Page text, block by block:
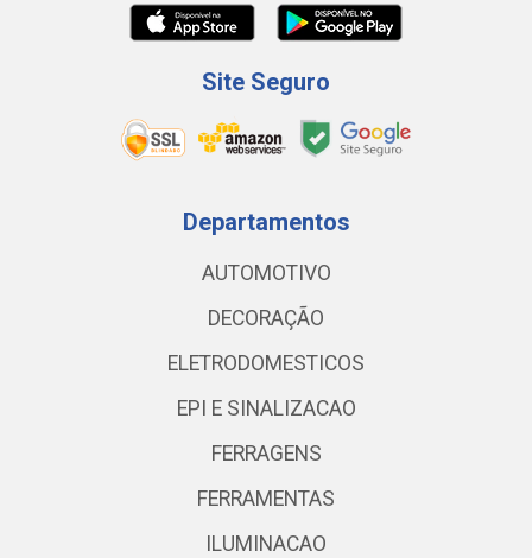
Site Seguro
Departamentos
AUTOMOTIVO
DECORAÇÃO
ELETRODOMESTICOS
EPI E SINALIZACAO
FERRAGENS
FERRAMENTAS
ILUMINACAO